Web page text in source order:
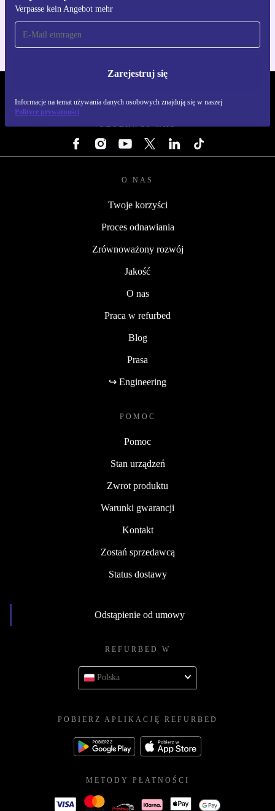
Verpasse kein Angebot mehr
Zarejestruj się
Informacje na temat używania danych osobowych znajdują się w naszej
Polityce prywatności
Dla iOS i Android
OBSERWUJ NAS
O NAS
Twoje korzyści
Proces odnawiania
Zrównoważony rozwój
Jakość
O nas
Praca w refurbed
Blog
Prasa
↪ Engineering
POMOC
Pomoc
Stan urządzeń
Zwrot produktu
Warunki gwarancji
Kontakt
Zostań sprzedawcą
Status dostawy
Odstąpienie od umowy
REFURBED W
Polska
POBIERZ APLIKACJĘ REFURBED
METODY PŁATNOŚCI